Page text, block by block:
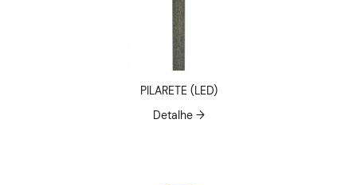
PILARETE (LED)
Detalhe →